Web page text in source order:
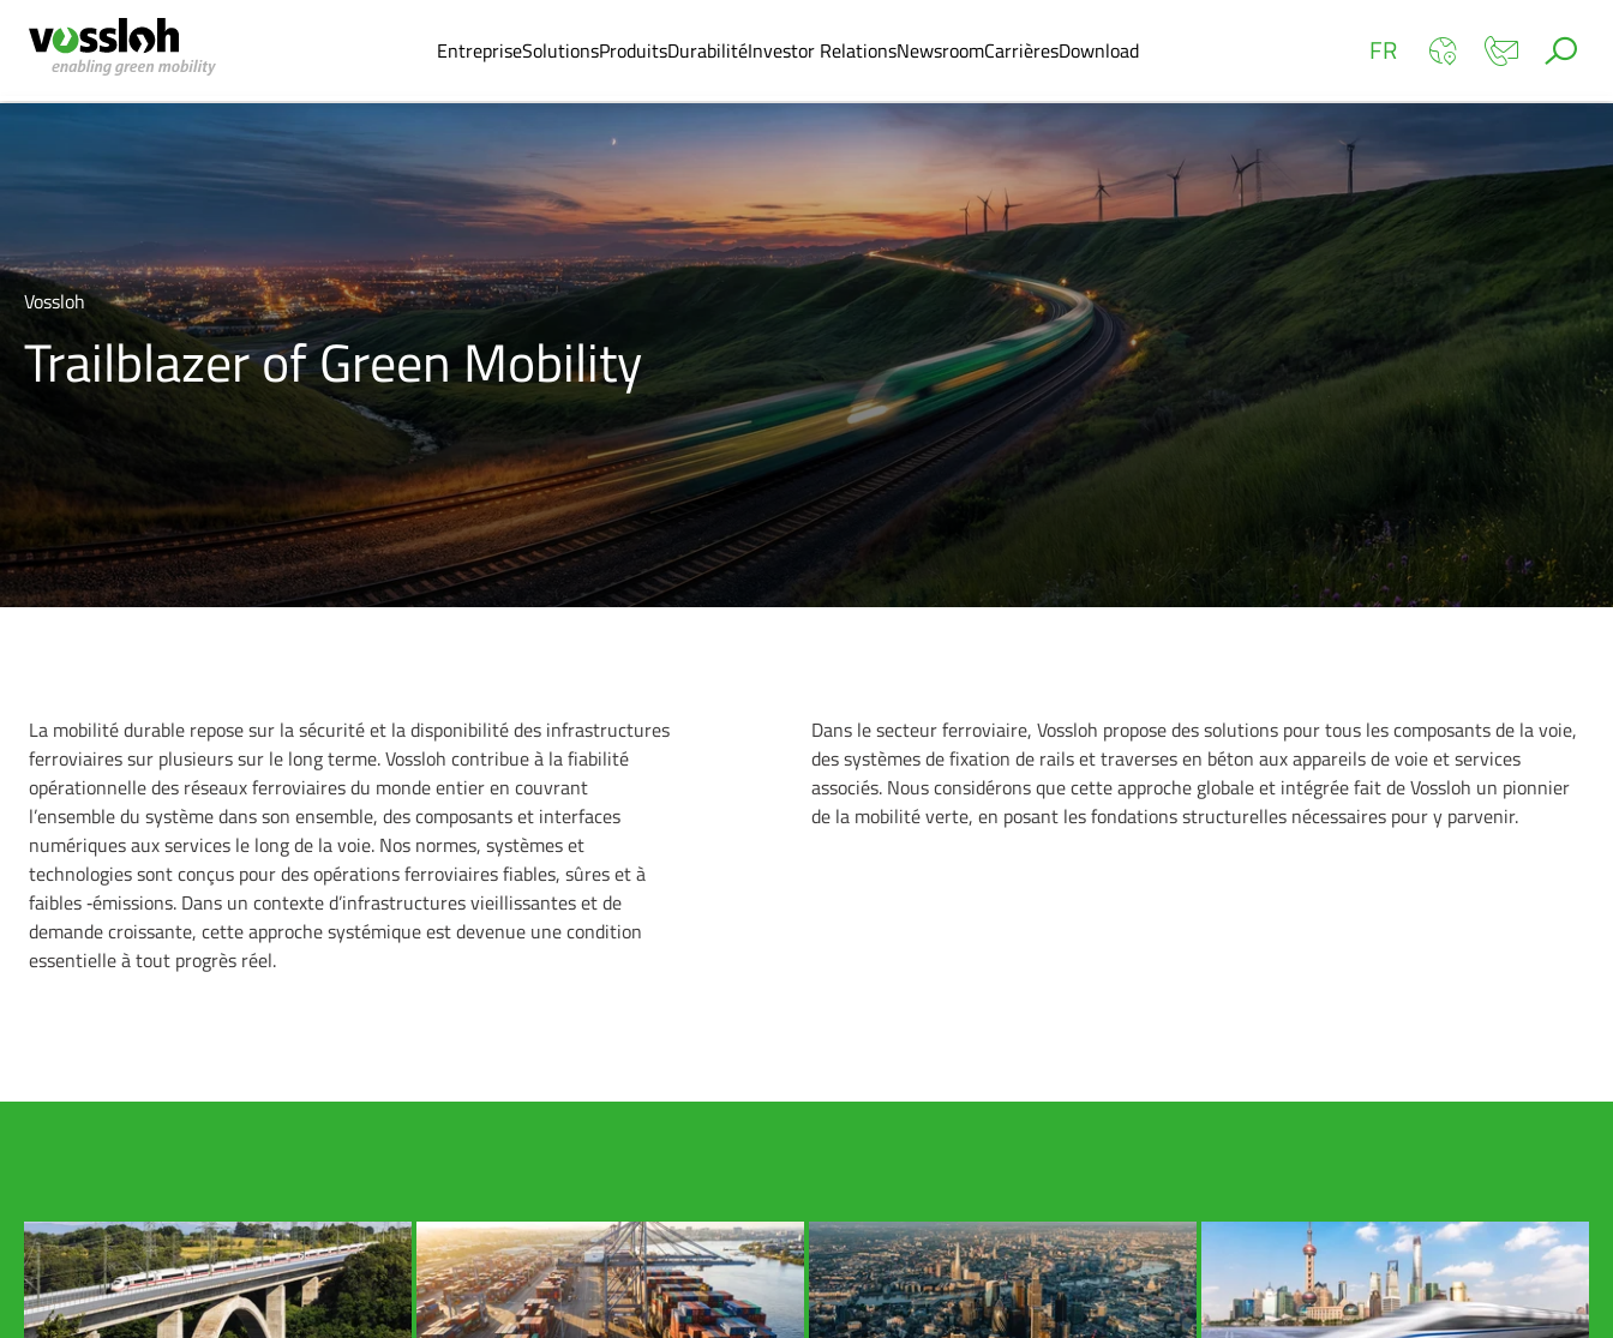
EntrepriseSolutionsProduitsDurabilitéInvestor RelationsNewsroomCarrièresDownload FR
Vossloh
Trailblazer of Green Mobility
La mobilité durable repose sur la sécurité et la disponibilité des infrastructures
ferroviaires sur plusieurs sur le long terme. Vossloh contribue à la fiabilité
opérationnelle des réseaux ferroviaires du monde entier en couvrant
l’ensemble du système dans son ensemble, des composants et interfaces
numériques aux services le long de la voie. Nos normes, systèmes et
technologies sont conçus pour des opérations ferroviaires fiables, sûres et à
faibles ‑émissions. Dans un contexte d’infrastructures vieillissantes et de
demande croissante, cette approche systémique est devenue une condition
essentielle à tout progrès réel.
Dans le secteur ferroviaire, Vossloh propose des solutions pour tous les composants de la voie,
des systèmes de fixation de rails et traverses en béton aux appareils de voie et services
associés. Nous considérons que cette approche globale et intégrée fait de Vossloh un pionnier
de la mobilité verte, en posant les fondations structurelles nécessaires pour y parvenir.